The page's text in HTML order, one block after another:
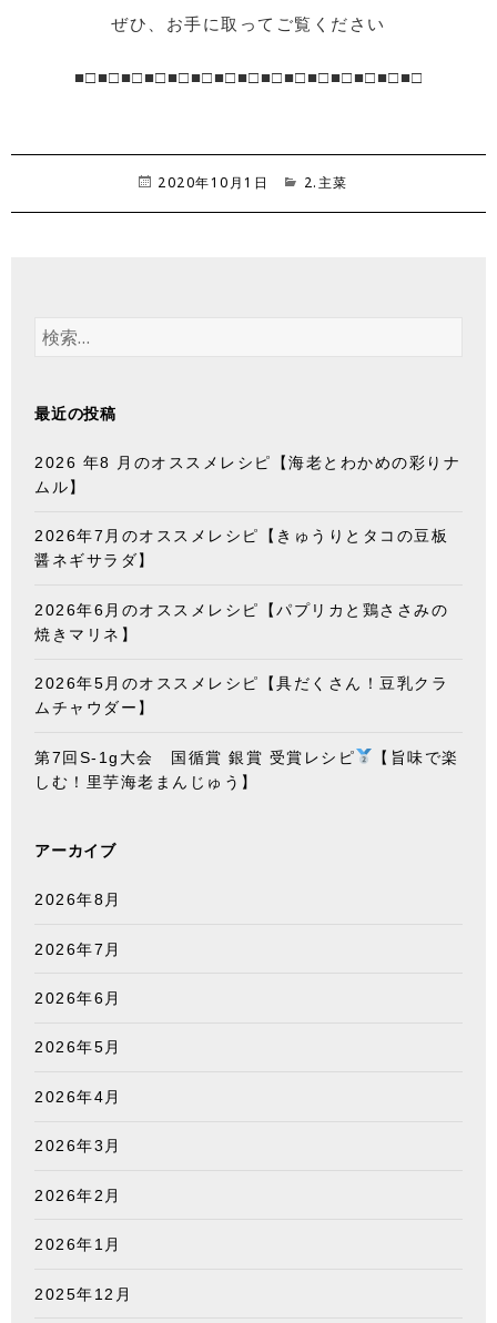
ぜひ、お手に取ってご覧ください
■□■□■□■□■□■□■□■□■□■□■□■□■□■□■□
投
2020年10月1日
カ
2.主菜
検
最近の投稿
2026 年8 月のオススメレシピ【海老とわかめの彩りナ
ムル】
2026年7月のオススメレシピ【きゅうりとタコの豆板
醤ネギサラダ】
2026年6月のオススメレシピ【パプリカと鶏ささみの
焼きマリネ】
2026年5月のオススメレシピ【具だくさん！豆乳クラ
ムチャウダー】
第7回S-1g大会 国循賞 銀賞 受賞レシピ
【旨味で楽
しむ！里芋海老まんじゅう】
アーカイブ
2026年8月
2026年7月
2026年6月
2026年5月
2026年4月
2026年3月
2026年2月
2026年1月
2025年12月